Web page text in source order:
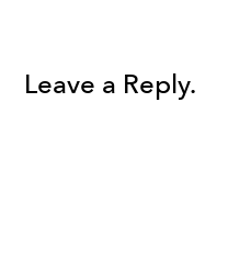
Leave a Reply.